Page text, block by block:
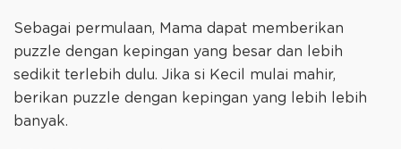
Sebagai permulaan, Mama dapat memberikan
puzzle dengan kepingan yang besar dan lebih
sedikit terlebih dulu. Jika si Kecil mulai mahir,
berikan puzzle dengan kepingan yang lebih lebih
banyak.